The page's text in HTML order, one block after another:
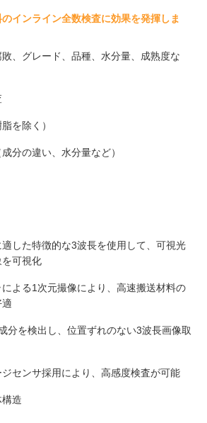
インライン全数検査に効果を発揮しま
、グレード、品種、水分量、成熟度な
を除く）
分の違い、水分量など）
した特徴的な3波長を使用して、可視光
可視化
よる1次元撮像により、高速搬送材料の
分を検出し、位置ずれのない3波長画像取
センサ採用により、高感度検査が可能
造